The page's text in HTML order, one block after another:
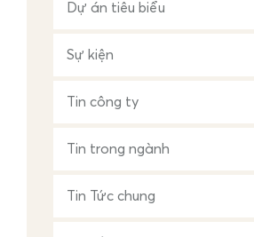
Dự án tiêu biểu
Sự kiện
Tin công ty
Tin trong ngành
Tin Tức chung